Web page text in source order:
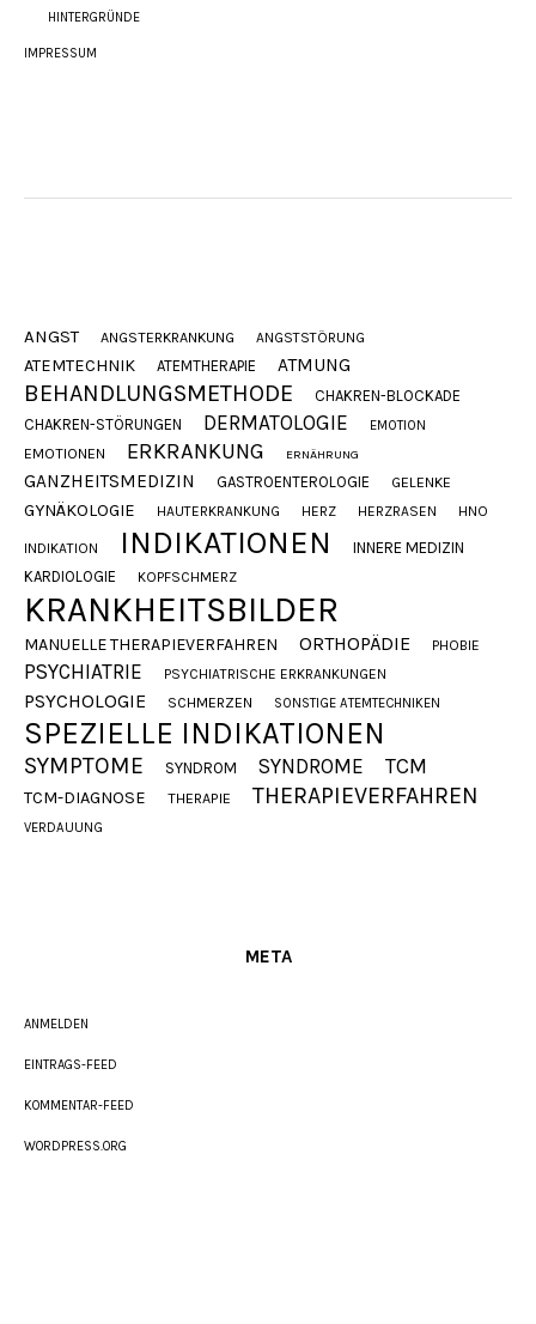
HINTERGRÜNDE
IMPRESSUM
ANGST ANGSTERKRANKUNG ANGSTSTÖRUNG
ATEMTECHNIK ATEMTHERAPIE ATMUNG
BEHANDLUNGSMETHODE
CHAKREN-BLOCKADE
CHAKREN-STÖRUNGEN
DERMATOLOGIE EMOTION
EMOTIONEN ERKRANKUNG ERNÄHRUNG
GANZHEITSMEDIZIN GASTROENTEROLOGIE GELENKE
GYNÄKOLOGIE HAUTERKRANKUNG HERZ HERZRASEN HNO
INDIKATION INDIKATIONEN
INNERE MEDIZIN
KARDIOLOGIE
KOPFSCHMERZ
KRANKHEITSBILDER
MANUELLE THERAPIEVERFAHREN ORTHOPÄDIE PHOBIE
PSYCHIATRIE PSYCHIATRISCHE ERKRANKUNGEN
PSYCHOLOGIE SCHMERZEN SONSTIGE ATEMTECHNIKEN
SPEZIELLE INDIKATIONEN
SYMPTOME SYNDROM SYNDROME TCM
TCM-DIAGNOSE THERAPIE THERAPIEVERFAHREN
VERDAUUNG
META
ANMELDEN
EINTRAGS-FEED
KOMMENTAR-FEED
WORDPRESS.ORG